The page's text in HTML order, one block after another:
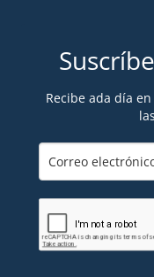
Recibe ada día